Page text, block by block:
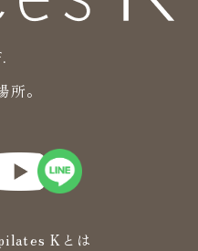
。
Kとは